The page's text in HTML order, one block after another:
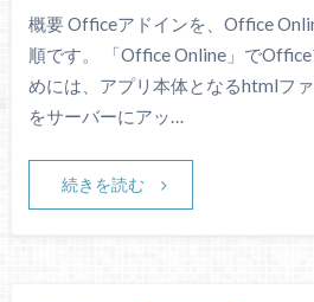
概要 Officeアドインを、Office
順です。 「Office Online」で
めには、アプリ本体となるhtmlフ
をサーバーにアッ…
続きを読む